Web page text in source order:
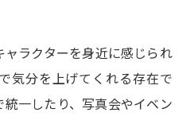
ラクターを身近に感じられ
気分を上げてくれる存在で
一したり、写真会やイベン